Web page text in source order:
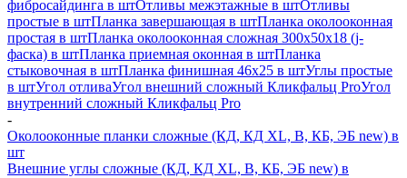
фибросайдинга в штОтливы межэтажные в штОтливы
простые в штПланка завершающая в штПланка околооконная
простая в штПланка околооконная сложная 300х50х18 (j-
фаска) в штПланка приемная оконная в штПланка
стыковочная в штПланка финишная 46х25 в штУглы простые
в штУгол отливаУгол внешний сложный Кликфальц ProУгол
внутренний сложный Кликфальц Pro
-
Околооконные планки сложные (КД, КД XL, В, КБ, ЭБ new) в
шт
Внешние углы сложные (КД, КД XL, В, КБ, ЭБ new) в